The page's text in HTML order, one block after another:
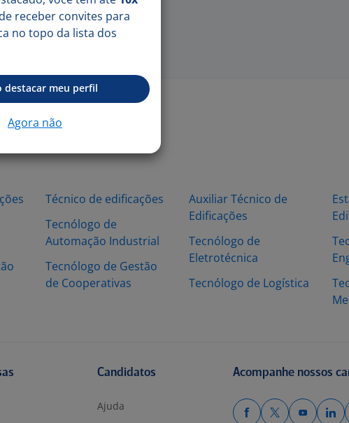
Técnico de edificações
Tecnólogo de
Automação Industrial
Tecnólogo de Gestão
de Cooperativas
Auxiliar Técnico de
Edificações
Tecnólogo de
Eletrotécnica
Tecnólogo de Logística
de receber convites para
no topo da lista dos
destacar meu perfil
Agora não
Candidatos
Ajuda
Acompanhe nossos